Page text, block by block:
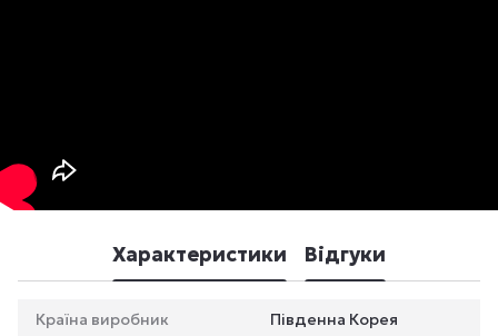
Характеристики Відгуки
Країна виробник Південна Корея